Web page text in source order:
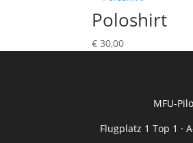
Poloshirt
€ 30,00
MFU-
Flugplatz 1 Top 1 ·